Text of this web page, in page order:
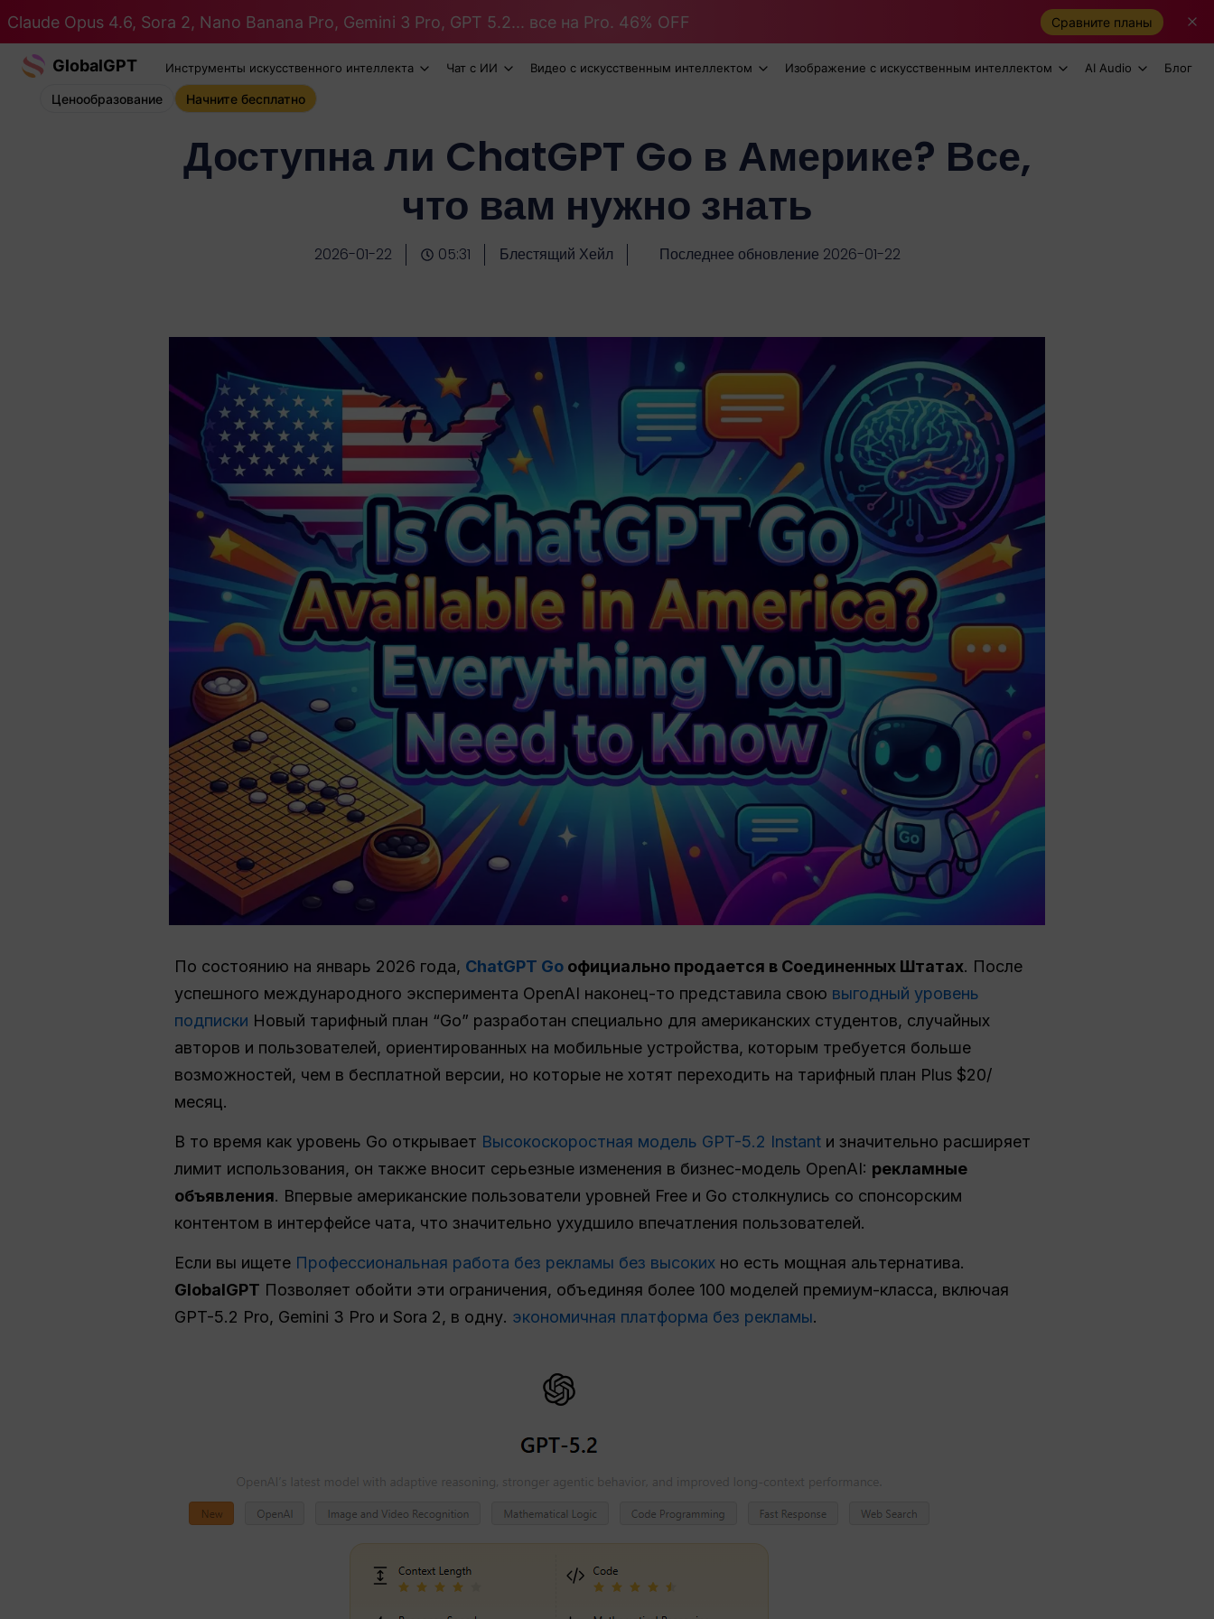
Claude Opus 4.6, Sora 2, Nano Banana Pro, Gemini 3 Pro, GPT 5.2... все на Pro. 46% OFF Сравните планы
GlobalGPT Инструменты искусственного интеллекта Чат с ИИ Видео с искусственным интеллектом Изображение с искусственным интеллектом AI Audio Блог
Ценообразование Начните бесплатно
Доступна ли ChatGPT Go в Америке? Все,
что вам нужно знать
2026-01-22 05:31 Блестящий Хейл Последнее обновление 2026-01-22
По состоянию на январь 2026 года, ChatGPT Go официально продается в Соединенных Штатах. После
успешного международного эксперимента OpenAI наконец-то представила свою выгодный уровень
подписки Новый тарифный план “Go” разработан специально для американских студентов, случайных
авторов и пользователей, ориентированных на мобильные устройства, которым требуется больше
возможностей, чем в бесплатной версии, но которые не хотят переходить на тарифный план Plus $20/
месяц.
В то время как уровень Go открывает Высокоскоростная модель GPT-5.2 Instant и значительно расширяет
лимит использования, он также вносит серьезные изменения в бизнес-модель OpenAI: рекламные
объявления. Впервые американские пользователи уровней Free и Go столкнулись со спонсорским
контентом в интерфейсе чата, что значительно ухудшило впечатления пользователей.
Если вы ищете Профессиональная работа без рекламы без высоких но есть мощная альтернатива.
GlobalGPT Позволяет обойти эти ограничения, объединяя более 100 моделей премиум-класса, включая
GPT-5.2 Pro, Gemini 3 Pro и Sora 2, в одну. экономичная платформа без рекламы.